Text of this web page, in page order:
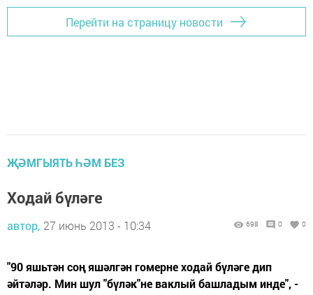
Перейти на страницу новости
ҖӘМГЫЯТЬ ҺӘМ БЕЗ
Ходай бүләге
автор, 27 июнь 2013 - 10:34 698 0 0
"90 яшьтән соң яшәлгән гомерне ходай бүләге дип
әйтәләр. Мин шул "бүләк"не ваклый башладым инде", -